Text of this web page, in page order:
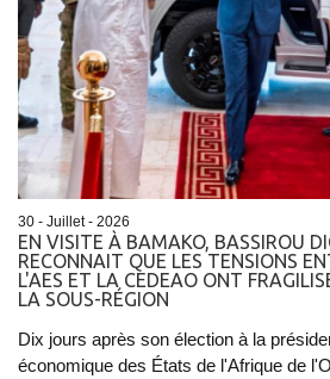
30 - Juillet - 2026
EN VISITE À BAMAKO, BASSIROU
RECONNAIT QUE LES TENSIONS
L'AES ET LA CEDEAO ONT
LA SOUS-RÉGION
Dix jours après son élection à la
économique des États de l'Afrique de